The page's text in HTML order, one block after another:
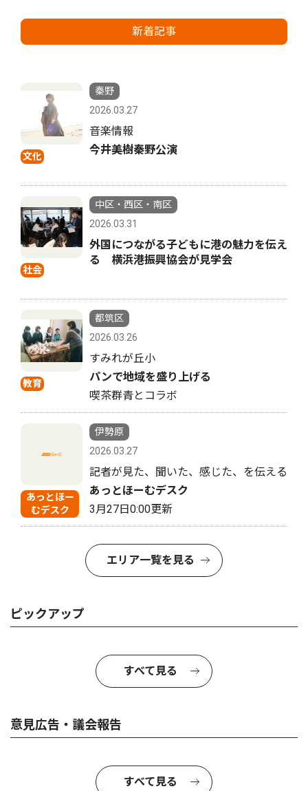
新着記事
文化
秦野
2026.03.27
音楽情報
今井美樹秦野公演
社会
中区・西区・南区
2026.03.31
外国につながる子どもに港の魅力を伝え
る 横浜港振興協会が見学会
教育
都筑区
2026.03.26
すみれが丘小
パンで地域を盛り上げる
喫茶群青とコラボ
あっとほー
むデスク
伊勢原
2026.03.27
記者が見た、聞いた、感じた、を伝える
あっとほーむデスク
3月27日0:00更新
エリア一覧を見る
ピックアップ
すべて見る
意見広告・議会報告
すべて見る